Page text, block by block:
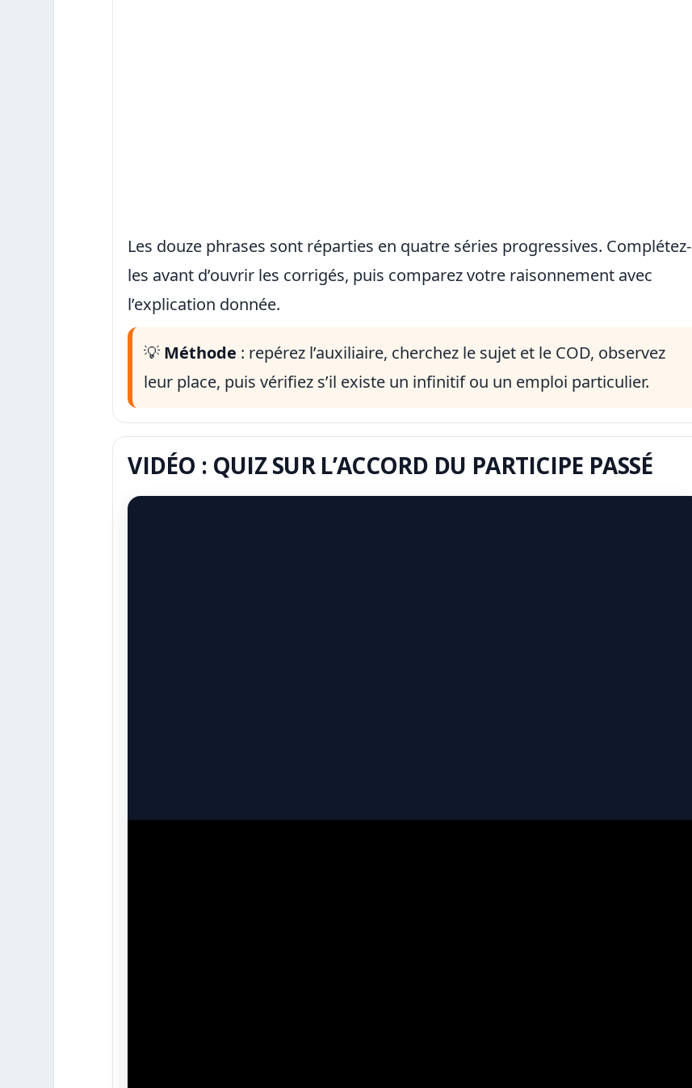
Les douze phrases sont réparties en quatre séries progressives. Complétez-
les avant d’ouvrir les corrigés, puis comparez votre raisonnement avec
l’explication donnée.
💡 Méthode : repérez l’auxiliaire, cherchez le sujet et le COD, observez
leur place, puis vérifiez s’il existe un infinitif ou un emploi particulier.
VIDÉO : QUIZ SUR L’ACCORD DU PARTICIPE PASSÉ